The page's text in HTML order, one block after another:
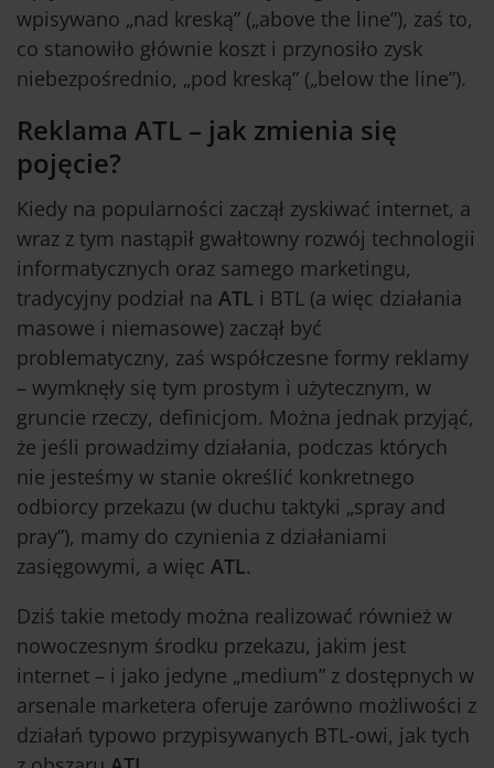
wpisywano „nad kreską” („above the line”), zaś to,
co stanowiło głównie koszt i przynosiło zysk
niebezpośrednio, „pod kreską” („below the line”).
Reklama ATL – jak zmienia się
pojęcie?
Kiedy na popularności zaczął zyskiwać internet, a
wraz z tym nastąpił gwałtowny rozwój technologii
informatycznych oraz samego marketingu,
tradycyjny podział na ATL i BTL (a więc działania
masowe i niemasowe) zaczął być
problematyczny, zaś współczesne formy reklamy
– wymknęły się tym prostym i użytecznym, w
gruncie rzeczy, definicjom. Można jednak przyjąć,
że jeśli prowadzimy działania, podczas których
nie jesteśmy w stanie określić konkretnego
odbiorcy przekazu (w duchu taktyki „spray and
pray”), mamy do czynienia z działaniami
zasięgowymi, a więc ATL.
Dziś takie metody można realizować również w
nowoczesnym środku przekazu, jakim jest
internet – i jako jedyne „medium” z dostępnych w
arsenale marketera oferuje zarówno możliwości z
działań typowo przypisywanych BTL-owi, jak tych